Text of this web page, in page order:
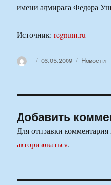
имени адмирала Федора
Источник:regnum.ru
АвторОпубликовано
06.05.2009 Рубрики
Новости
Добавить
Для отправки
авторизоваться.